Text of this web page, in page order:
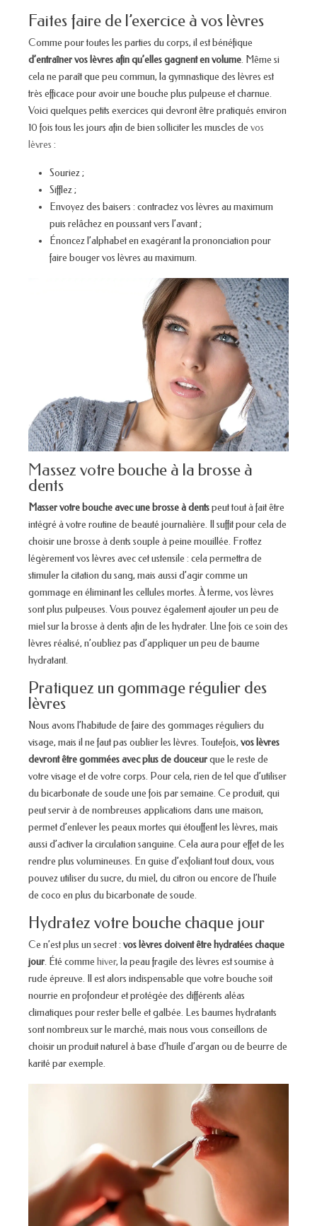
Faites faire de l’exercice à vos lèvres
Comme pour toutes les parties du corps, il est bénéfique
d’entraîner vos lèvres afin qu’elles gagnent en volume. Même si
cela ne paraît que peu commun, la gymnastique des lèvres est
très efficace pour avoir une bouche plus pulpeuse et charnue.
Voici quelques petits exercices qui devront être pratiqués environ
10 fois tous les jours afin de bien solliciter les muscles de vos
lèvres :
Souriez ;
Sifflez ;
Envoyez des baisers : contractez vos lèvres au maximum
puis relâchez en poussant vers l’avant ;
Énoncez l’alphabet en exagérant la prononciation pour
faire bouger vos lèvres au maximum.
Massez votre bouche à la brosse à
dents
Masser votre bouche avec une brosse à dentspeut tout à fait être
intégré à votre routine de beauté journalière. Il suffit pour cela de
choisir une brosse à dents souple à peine mouillée. Frottez
légèrement vos lèvres avec cet ustensile : cela permettra de
stimuler la citation du sang, mais aussi d’agir comme un
gommage en éliminant les cellules mortes. À terme, vos lèvres
sont plus pulpeuses. Vous pouvez également ajouter un peu de
miel sur la brosse à dents afin de les hydrater. Une fois ce soin des
lèvres réalisé, n’oubliez pas d’appliquer un peu de baume
hydratant.
Pratiquez un gommage régulier des
lèvres
Nous avons l’habitude de faire des gommages réguliers du
visage, mais il ne faut pas oublier les lèvres. Toutefois, vos lèvres
devront être gommées avec plus de douceurque le reste de
votre visage et de votre corps. Pour cela, rien de tel que d’utiliser
du bicarbonate de soude une fois par semaine. Ce produit, qui
peut servir à de nombreuses applications dans une maison,
permet d’enlever les peaux mortes qui étouffent les lèvres, mais
aussi d’activer la circulation sanguine. Cela aura pour effet de les
rendre plus volumineuses. En guise d’exfoliant tout doux, vous
pouvez utiliser du sucre, du miel, du citron ou encore de l’huile
de coco en plus du bicarbonate de soude.
Hydratez votre bouche chaque jour
Ce n’est plus un secret : vos lèvres doivent être hydratées chaque
jour. Été comme hiver, la peau fragile des lèvres est soumise à
rude épreuve. Il est alors indispensable que votre bouche soit
nourrie en profondeur et protégée des différents aléas
climatiques pour rester belle et galbée. Les baumes hydratants
sont nombreux sur le marché, mais nous vous conseillons de
choisir un produit naturel à base d’huile d’argan ou de beurre de
karité par exemple.